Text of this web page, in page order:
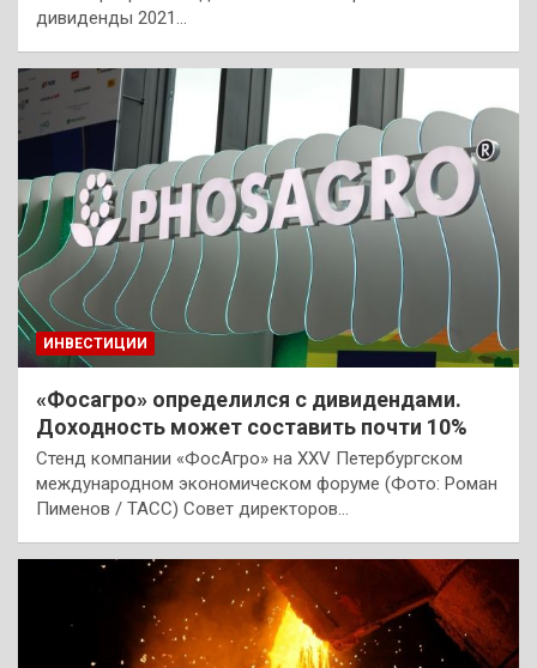
дивиденды 2021…
ИНВЕСТИЦИИ
«Фосагро» определился с дивидендами.
Доходность может составить почти 10%
Стенд компании «ФосАгро» на XXV Петербургском
международном экономическом форуме (Фото: Роман
Пименов / ТАСС) Совет директоров…